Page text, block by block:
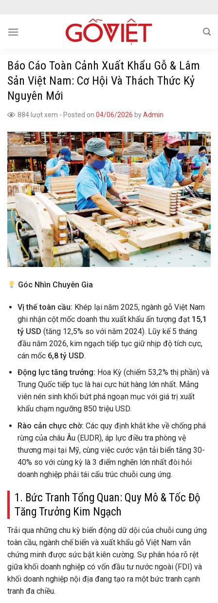
content
Báo Cáo Toàn Cảnh Xuất Khẩu Gỗ & Lâm
Sản Việt Nam: Cơ Hội Và Thách Thức Kỷ
Nguyên Mới
884 lượt xem - Posted on 04/06/2026 byAdmin
Góc Nhìn Chuyên Gia
Vị thế toàn cầu: Khép lại năm 2025, ngành gỗ Việt Nam
ghi nhận cột mốc doanh thu xuất khẩu ấn tượng đạt 15,1
tỷ USD (tăng 12,5% so với năm 2024). Lũy kế 5 tháng
đầu năm 2026, kim ngạch tiếp tục giữ nhịp độ tích cực,
cán mốc 6,8 tỷ USD.
Động lực tăng trưởng: Hoa Kỳ (chiếm 53,2% thị phần) và
Trung Quốc tiếp tục là hai cực hút hàng lớn nhất. Mảng
viên nén sinh khối bứt phá ngoạn mục với giá trị xuất
khẩu chạm ngưỡng 850 triệu USD.
Rào cản chực chờ: Các quy định khắt khe về chống phá
rừng của châu Âu (EUDR), áp lực điều tra phòng vệ
thương mại tại Mỹ, cùng việc cước vận tải biển tăng 30-
40% so với cùng kỳ là 3 điểm nghẽn lớn nhất đòi hỏi
doanh nghiệp phải tái cấu trúc chuỗi cung ứng.
1. Bức Tranh Tổng Quan: Quy Mô & Tốc Độ
Tăng Trưởng Kim Ngạch
Trải qua những chu kỳ biến động dữ dội của chuỗi cung ứng
toàn cầu, ngành chế biến và xuất khẩu gỗ Việt Nam vẫn
chứng minh được sức bật kiên cường. Sự phân hóa rõ rệt
giữa khối doanh nghiệp có vốn đầu tư nước ngoài (FDI) và
khối doanh nghiệp nội địa đang tạo ra một bức tranh cạnh
tranh đa chiều.